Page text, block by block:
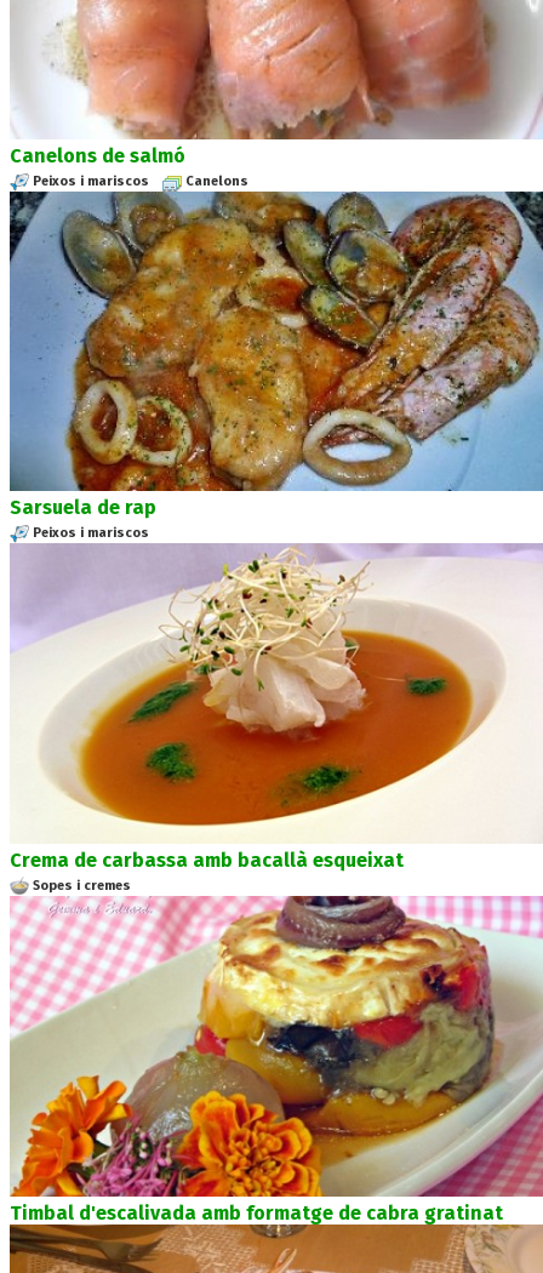
Canelons de salmó
Peixos i mariscos Canelons
Sarsuela de rap
Peixos i mariscos
Crema de carbassa amb bacallà esqueixat
Sopes i cremes
Timbal d'escalivada amb formatge de cabra gratinat